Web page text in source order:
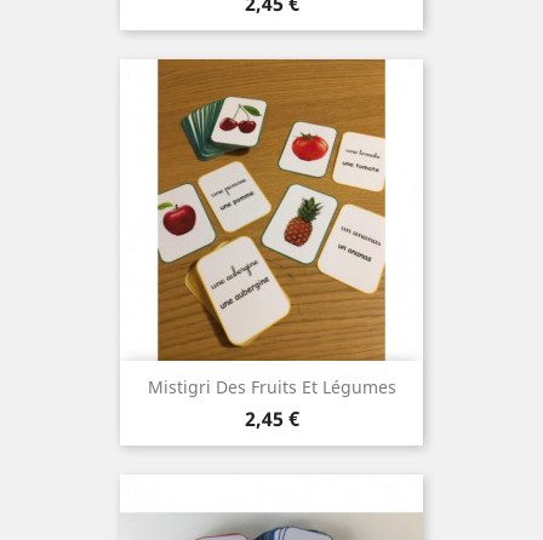
Mistigri Des Fruits Et Légumes
Prix
2,45 €